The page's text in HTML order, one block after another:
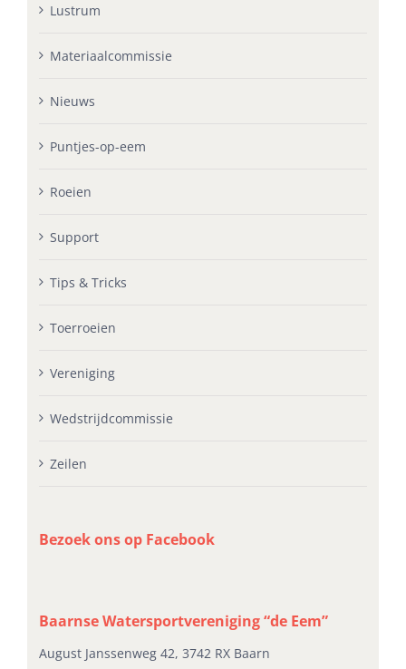
Lustrum
Materiaalcommissie
Nieuws
Puntjes-op-eem
Roeien
Support
Tips & Tricks
Toerroeien
Vereniging
Wedstrijdcommissie
Zeilen
Bezoek ons op Facebook
Baarnse Watersportvereniging “de Eem”
August Janssenweg 42, 3742 RX Baarn